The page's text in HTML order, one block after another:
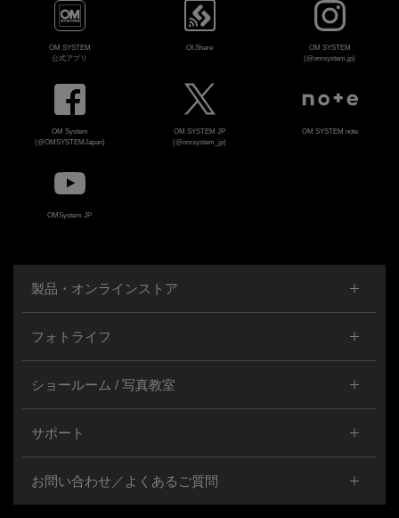
OM SYSTEM
公式アプリ
OI.Share
OM SYSTEM
(@omsystem.jp)
OM System
(@OMSYSTEMJapan)
OM SYSTEM JP
(@omsystem_jp)
OM SYSTEM note
OMSystem JP
製品・オンラインストア
フォトライフ
ショールーム / 写真教室
サポート
お問い合わせ／よくあるご質問